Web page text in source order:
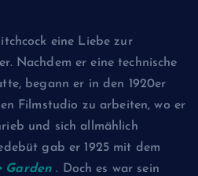
eine Liebe zur
Nachdem er eine technische
begann er in den 1920er
Filmstudio zu arbeiten, wo er
und sich allmählich
gab er 1925 mit dem
Garden. Doch es war sein